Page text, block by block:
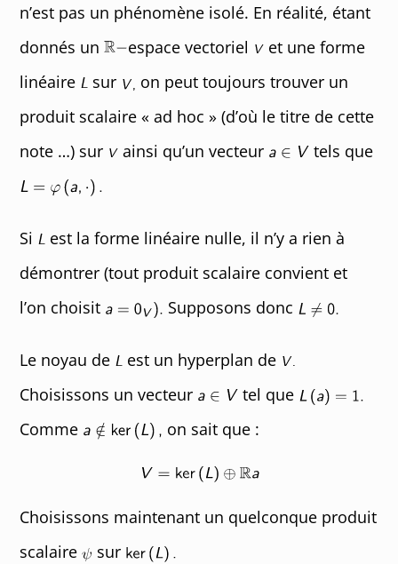
n’est pas un phénomène isolé. En réalité, étant
donnés un
espace vectoriel
et une forme
linéaire
sur
on peut toujours trouver un
produit scalaire « ad hoc » (d’où le titre de cette
note …) sur
ainsi qu’un vecteur tels que
Si
est la forme linéaire nulle, il n’y a rien à
démontrer (tout produit scalaire convient et
l’on choisit
Supposons donc
Le noyau de
est un hyperplan de
Choisissons un vecteur
tel que
Comme
on sait que :
Choisissons maintenant un quelconque produit
scalaire
sur